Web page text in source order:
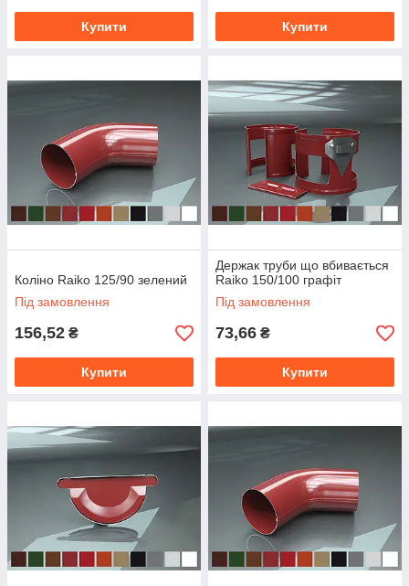
Купити Купити
Коліно Raiko 125/90 зелений
Під замовлення
156,52 ₴
Купити
Держак труби що вбивається
Raiko 150/100 графіт
Під замовлення
73,66 ₴
Купити